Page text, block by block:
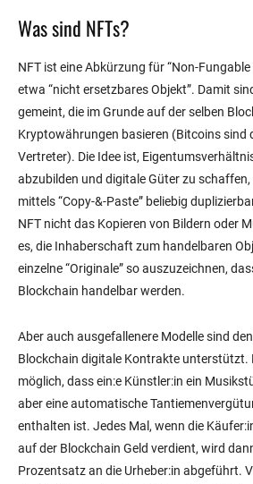
Was sind NFTs?
NFT ist eine Abkürzung für “Non-Fungable
etwa “nicht ersetzbares Objekt”. Damit
gemeint, die im Grunde auf der selben
Kryptowährungen basieren (Bitcoins sind
Vertreter). Die Idee ist,
abzubilden und digitale Güter zu
mittels “Copy-&-Paste” beliebig
NFT nicht das Kopieren von Bildern oder
es, die Inhaberschaft zum handelbaren
einzelne “Originale” so auszuzeichnen,
Blockchain handelbar werden.
Aber auch ausgefallenere Modelle sind
Blockchain digitale Kontrakte unterstützt.
möglich, dass ein:e Künstler:in ein
aber eine automatische
enthalten ist. Jedes Mal, wenn die
auf der Blockchain Geld verdient, wird
Prozentsatz an die Urheber:in abgeführt.